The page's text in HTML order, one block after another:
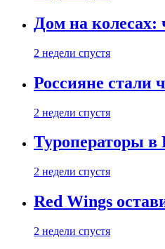
Дом на колесах:
2 недели спустя
Россияне стали
2 недели спустя
Туроператоры в
2 недели спустя
Red Wings
2 недели спустя